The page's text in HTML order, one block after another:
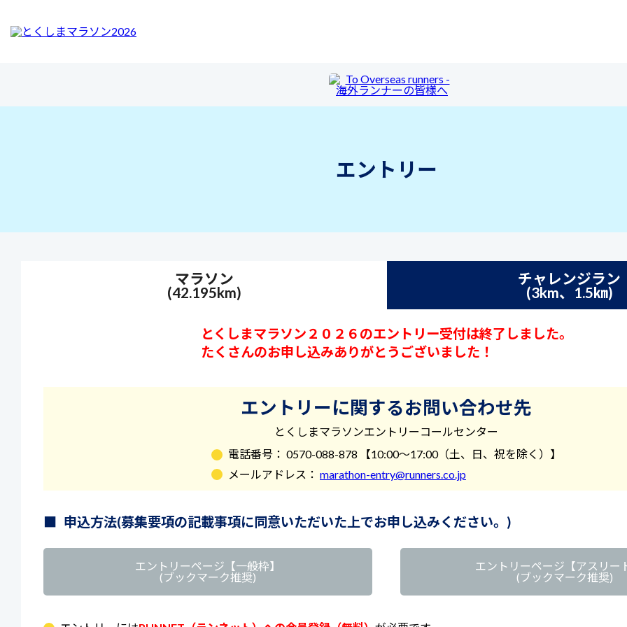
エントリー
マラソン
(42.195km)
チャレンジラン
(3km、1.5㎞)
とくしまマラソン２０２６のエントリー受付は終了しました。
たくさんのお申し込みありがとうございました！
エントリーに関するお問い合わせ先
とくしまマラソンエントリーコールセンター
電話番号： 0570-088-878 【10:00～17:00（土、日、祝を除く）】
メールアドレス： marathon-entry@runners.co.jp
■ 申込方法(募集要項の記載事項に同意いただいた上でお申し込みください。)
エントリーページ【一般枠】
(ブックマーク推奨)
エントリーページ【アスリー
(ブックマーク推奨)